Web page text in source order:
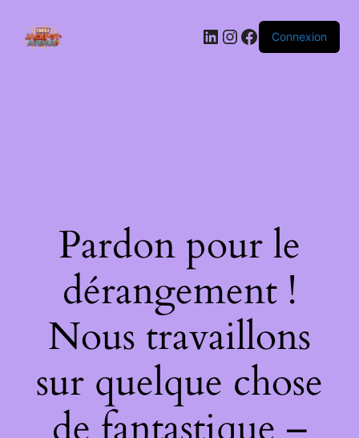
LinkedIn
Instagram
Facebook
Connexion
Pardon pour le
dérangement !
Nous travaillons
sur quelque chose